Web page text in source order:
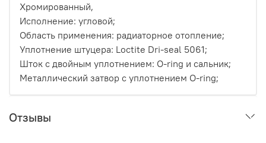
Хромированный,
Исполнение: угловой;
Область применения: радиаторное отопление;
Уплотнение штуцера: Loctite Dri-seal 5061;
Шток с двойным уплотнением: O-ring и сальник;
Металлический затвор с уплотнением O-ring;
Отзывы